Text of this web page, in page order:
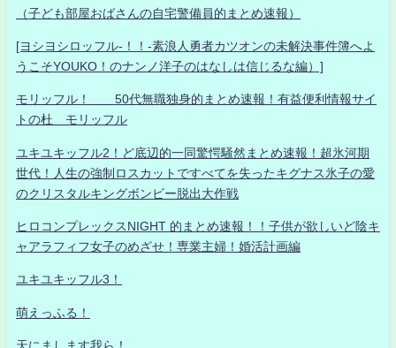
（子ども部屋おばさんの自宅警備員的まとめ速報）
[ヨシヨシロッフル-！！-素浪人勇者カツオンの未解決事件簿へよ
うこそYOUKO！のナンノ洋子のはなしは信じるな編）]
モリッフル！ 50代無職独身的まとめ速報！有益便利情報サイ
トの杜 モリッフル
ユキユキッフル2！ど底辺的一同驚愕騒然まとめ速報！超氷河期
世代！人生の強制ロスカットですべてを失ったキグナス氷子の愛
のクリスタルキングボンビー脱出大作戦
ヒロコンプレックスNIGHT 的まとめ速報！！子供が欲しいど陰キ
ャアラフィフ女子のめざせ！専業主婦！婚活計画編
ユキユキッフル3！
萌えっふる！